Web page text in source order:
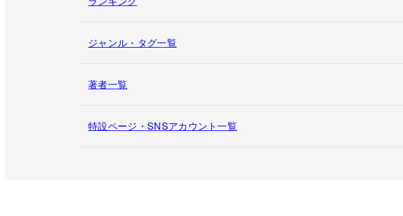
ジャンル・タグ一覧
著者一覧
特設ページ・SNSアカウント一覧